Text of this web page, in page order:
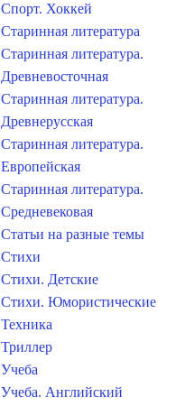
Спорт. Хоккей
Старинная литература
Старинная литература.
Древневосточная
Старинная литература.
Древнерусская
Старинная литература.
Европейская
Старинная литература.
Средневековая
Статьи на разные темы
Стихи
Стихи. Детские
Стихи. Юмористические
Техника
Триллер
Учеба
Учеба. Английский